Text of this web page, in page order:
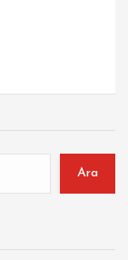
Ara